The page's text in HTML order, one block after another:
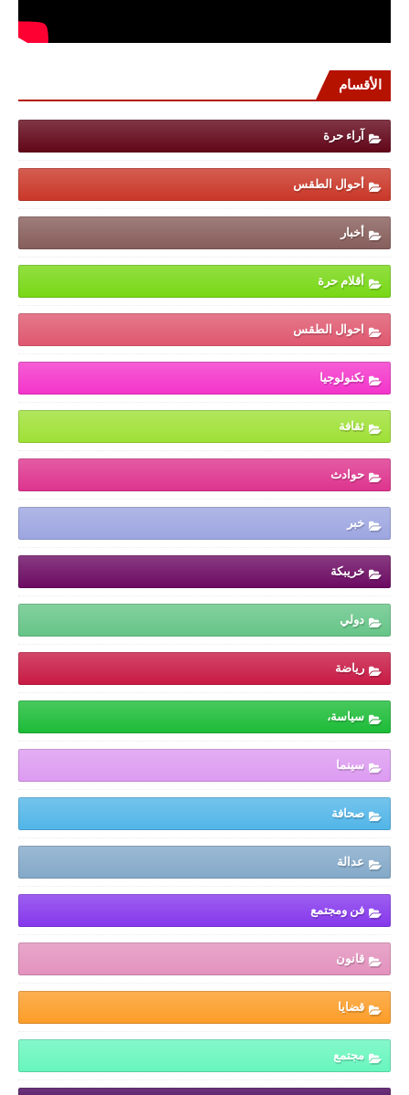
الأقسام
آراء حرة
أحوال الطقس
أخبار
أقلام حرة
احوال الطقس
تكنولوجيا
ثقافة
حوادث
خبر
خريبكة
دولي
رياضة
سياسة،
سينما
صحافة
عدالة
فن ومجتمع
قانون
قضايا
مجتمع